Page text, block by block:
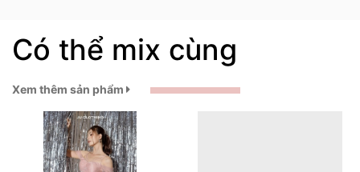
Có thể mix cùng
Xem thêm sản phẩm